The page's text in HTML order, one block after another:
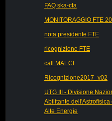
FAQ ska-cta
MONITORAGGIO FTE
nota presidente FTE
ricognizione FTE
call MAECI
Ricognizione2017_v02
UTG III - Divisione
Abilitante dell'Astrofisica
Alte Energie